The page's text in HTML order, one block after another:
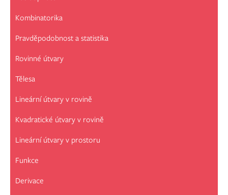
Kombinatorika
Pravděpodobnost a statistika
Rovinné útvary
Tělesa
Lineární útvary v rovině
Kvadratické útvary v rovině
Lineární útvary v prostoru
Funkce
Derivace